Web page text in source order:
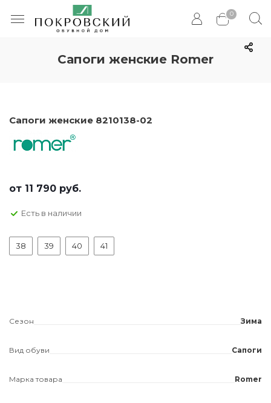
0
Сапоги женские Romer
Сапоги женские 8210138-02
от 11 790 руб.
Есть в наличии
38 39 40 41
Сезон Зима
Вид обуви Сапоги
Марка товара Romer